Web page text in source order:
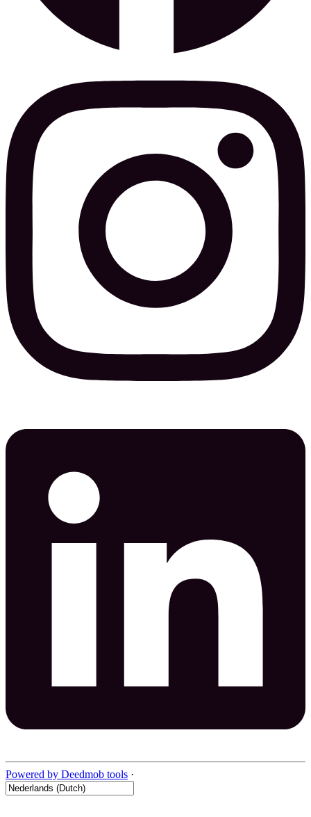
Powered by Deedmob tools ·